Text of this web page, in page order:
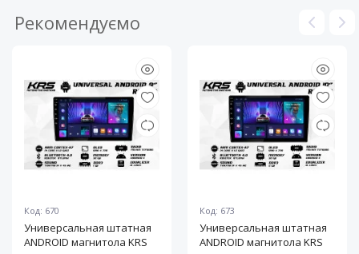
Рекомендуємо
Код: 670
Универсальная штатная
ANDROID магнитола KRS
Код: 673
Универсальная штатная
ANDROID магнитола KRS